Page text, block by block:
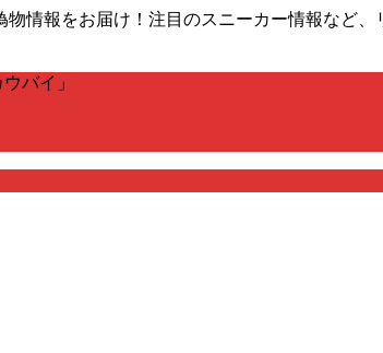
情報をお届け！注目のスニーカー情報など、
バイ」